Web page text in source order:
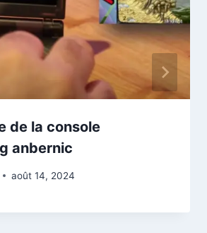
de la console
anbernic
août 14, 2024